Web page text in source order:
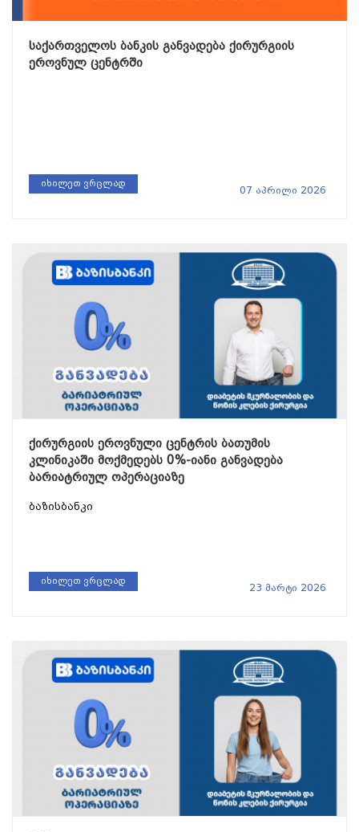
საქართველოს ბანკის განვადება ქირურგიის
ეროვნულ ცენტრში
იხილეთ ვრცლად
07 აპრილი 2026
ქირურგიის ეროვნული ცენტრის ბათუმის
კლინიკაში მოქმედებს 0%-იანი განვადება
ბარიატრიულ ოპერაციაზე
ბაზისბანკი
იხილეთ ვრცლად
23 მარტი 2026